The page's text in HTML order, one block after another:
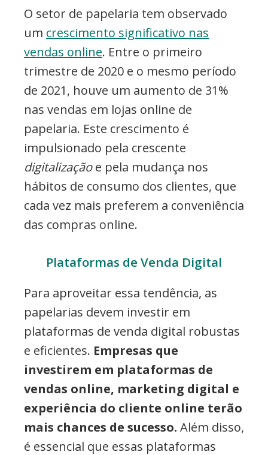
O setor de papelaria tem observado
um crescimento significativo nas
vendas online. Entre o primeiro
trimestre de 2020 e o mesmo período
de 2021, houve um aumento de 31%
nas vendas em lojas online de
papelaria. Este crescimento é
impulsionado pela crescente
digitalizaçãoe pela mudança nos
hábitos de consumo dos clientes, que
cada vez mais preferem a conveniência
das compras online.
Plataformas de Venda Digital
Para aproveitar essa tendência, as
papelarias devem investir em
plataformas de venda digital robustas
e eficientes. Empresas que
investirem em plataformas de
vendas online, marketing digital e
experiência do cliente online terão
mais chances de sucesso. Além disso,
é essencial que essas plataformas